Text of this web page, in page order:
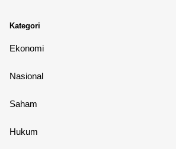
Kategori
Ekonomi
Nasional
Saham
Hukum